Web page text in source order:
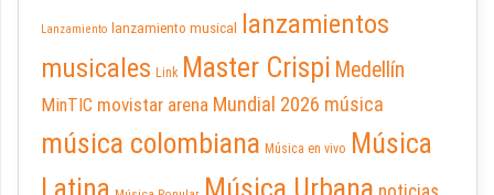
Lanzamiento lanzamiento musical lanzamientos
musicales Link Master Crispi Medellín
MinTIC movistar arena Mundial 2026 música
música colombiana Música en vivo Música
Latina
Música Urbana